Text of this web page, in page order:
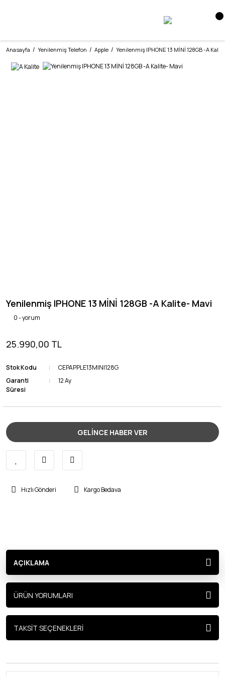
Anasayfa Yenilenmiş Telefon Apple Yenilenmiş IPHONE 13 MİNİ 128GB -A
Yenilenmiş IPHONE 13 MİNİ 128GB -A Kalite- Mavi
0 - yorum
25.990,00 TL
Stok Kodu
CEPAPPLE13MINI128G
Garanti
Süresi
12 Ay
GELİNCE HABER VER
Hızlı Gönderi Kargo Bedava
AÇIKLAMA
ÜRÜN YORUMLARI
TAKSİT SEÇENEKLERİ